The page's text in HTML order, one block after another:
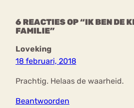
6 REACTIES OP “IK BEN DE
FAMILIE”
Loveking
18 februari, 2018
Prachtig. Helaas de waarheid.
Beantwoorden